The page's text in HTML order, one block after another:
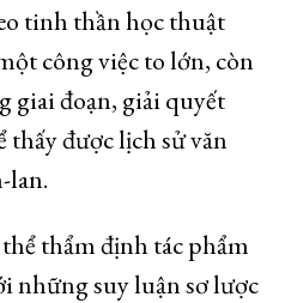
tinh thần học thuật
công việc to lớn, còn
giai đoạn, giải quyết
thấy được lịch sử văn
lan.
thẩm định tác phẩm
những suy luận sơ lược